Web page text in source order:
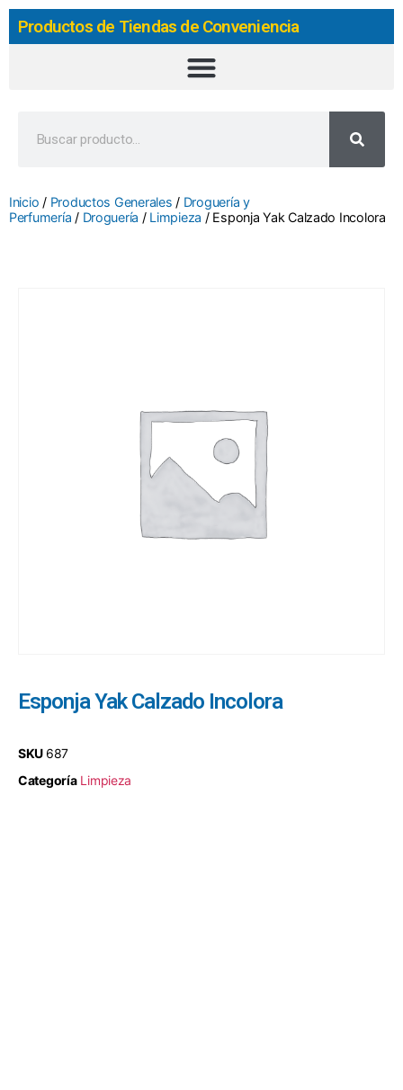
Productos de Tiendas de Conveniencia
Inicio / Productos Generales / Droguería y
Perfumería / Droguería / Limpieza / Esponja Yak Calzado Incolora
Esponja Yak Calzado Incolora
SKU 687
Categoría Limpieza